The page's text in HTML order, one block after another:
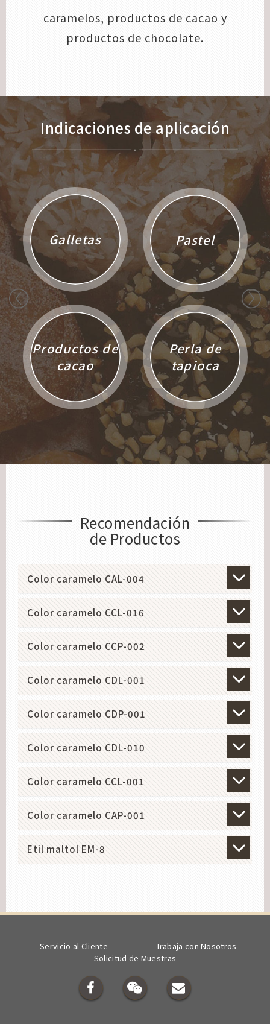
caramelos, productos de cacao y
productos de chocolate.
Indicaciones de aplicación
Galletas Pastel
Productos de
cacao
Perla de
tapioca
Recomendación
de Productos
Color caramelo CAL-004
Color caramelo CCL-016
Color caramelo CCP-002
Color caramelo CDL-001
Color caramelo CDP-001
Color caramelo CDL-010
Color caramelo CCL-001
Color caramelo CAP-001
Etil maltol EM-8
Servicio al Cliente
Trabaja con Nosotros
Solicitud de Muestras